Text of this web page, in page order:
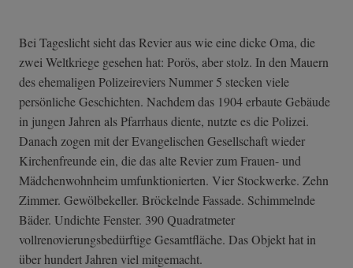
Bei Tageslicht sieht das Revier aus wie eine dicke Oma, die
zwei Weltkriege gesehen hat: Porös, aber stolz. In den Mauern
des ehemaligen Polizeireviers Nummer 5 stecken viele
persönliche Geschichten. Nachdem das 1904 erbaute Gebäude
in jungen Jahren als Pfarrhaus diente, nutzte es die Polizei.
Danach zogen mit der Evangelischen Gesellschaft wieder
Kirchenfreunde ein, die das alte Revier zum Frauen- und
Mädchenwohnheim umfunktionierten. Vier Stockwerke. Zehn
Zimmer. Gewölbekeller. Bröckelnde Fassade. Schimmelnde
Bäder. Undichte Fenster. 390 Quadratmeter
vollrenovierungsbedürftige Gesamtfläche. Das Objekt hat in
über hundert Jahren viel mitgemacht.